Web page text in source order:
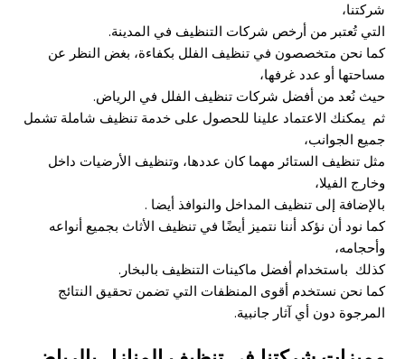
شركتنا،
التي تُعتبر من أرخص شركات التنظيف في المدينة.
كما نحن متخصصون في تنظيف الفلل بكفاءة، بغض النظر عن
مساحتها أو عدد غرفها،
حيث نُعد من أفضل شركات تنظيف الفلل في الرياض.
ثم يمكنك الاعتماد علينا للحصول على خدمة تنظيف شاملة تشمل
جميع الجوانب،
مثل تنظيف الستائر مهما كان عددها، وتنظيف الأرضيات داخل
وخارج الفيلا،
بالإضافة إلى تنظيف المداخل والنوافذ أيضا .
كما نود أن نؤكد أننا نتميز أيضًا في تنظيف الأثاث بجميع أنواعه
وأحجامه،
كذلك باستخدام أفضل ماكينات التنظيف بالبخار.
كما نحن نستخدم أقوى المنظفات التي تضمن تحقيق النتائج
المرجوة دون أي آثار جانبية.